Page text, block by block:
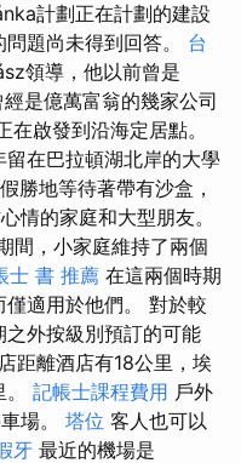
計劃正在計劃的建設
題尚未得到回答。 台
領導，他以前曾是
是億萬富翁的幾家公司
啟發到沿海定居點。
在巴拉頓湖北岸的大學
勝地等待著帶有沙盒，
情的家庭和大型朋友。
間，小家庭維持了兩個
士 書 推薦 在這兩個時期
適用於他們。 對於較
外按級別預訂的可能
距離酒店有18公里，埃
記帳士課程費用 戶外
場。 塔位 客人也可以
牙 最近的機場是